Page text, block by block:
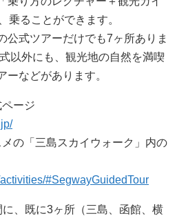
乗ることができます。
公式ツアーだけでも7ヶ所ありま
以外にも、観光地の自然を満喫
ーなどがあります。
ージ
の「三島スカイウォーク」内の
#SegwayGuidedTour
、既に3ヶ所（三島、函館、横